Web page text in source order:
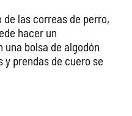
de las correas de perro,
hacer un
bolsa de algodón
y prendas de cuero se